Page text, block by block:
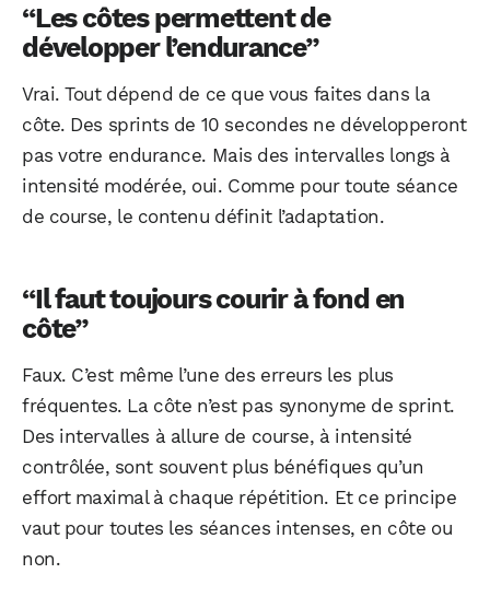
“Les côtes permettent de
développer l’endurance”
Vrai. Tout dépend de ce que vous faites dans la
côte. Des sprints de 10 secondes ne développeront
pas votre endurance. Mais des intervalles longs à
intensité modérée, oui. Comme pour toute séance
de course, le contenu définit l’adaptation.
“Il faut toujours courir à fond en
côte”
Faux. C’est même l’une des erreurs les plus
fréquentes. La côte n’est pas synonyme de sprint.
Des intervalles à allure de course, à intensité
contrôlée, sont souvent plus bénéfiques qu’un
effort maximal à chaque répétition. Et ce principe
vaut pour toutes les séances intenses, en côte ou
non.